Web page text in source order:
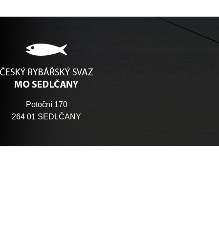
Potoční 170
264 01 SEDLČANY